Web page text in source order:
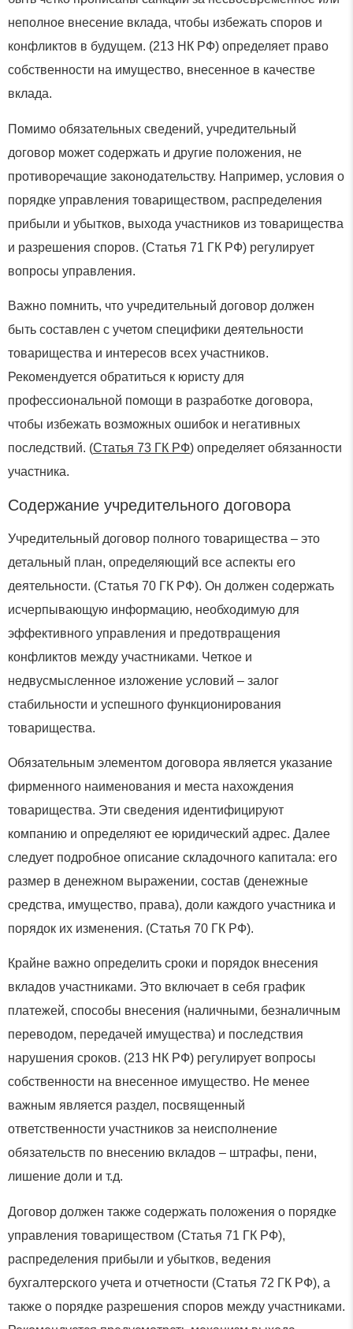
неполное внесение вклада, чтобы избежать споров и
конфликтов в будущем. (213 НК РФ) определяет право
собственности на имущество, внесенное в качестве
вклада.
Помимо обязательных сведений, учредительный
договор может содержать и другие положения, не
противоречащие законодательству. Например, условия о
порядке управления товариществом, распределения
прибыли и убытков, выхода участников из товарищества
и разрешения споров. (Статья 71 ГК РФ) регулирует
вопросы управления.
Важно помнить, что учредительный договор должен
быть составлен с учетом специфики деятельности
товарищества и интересов всех участников.
Рекомендуется обратиться к юристу для
профессиональной помощи в разработке договора,
чтобы избежать возможных ошибок и негативных
последствий. (Статья 73 ГК РФ) определяет обязанности
участника.
Содержание учредительного договора
Учредительный договор полного товарищества – это
детальный план, определяющий все аспекты его
деятельности. (Статья 70 ГК РФ). Он должен содержать
исчерпывающую информацию, необходимую для
эффективного управления и предотвращения
конфликтов между участниками. Четкое и
недвусмысленное изложение условий – залог
стабильности и успешного функционирования
товарищества.
Обязательным элементом договора является указание
фирменного наименования и места нахождения
товарищества. Эти сведения идентифицируют
компанию и определяют ее юридический адрес. Далее
следует подробное описание складочного капитала: его
размер в денежном выражении, состав (денежные
средства, имущество, права), доли каждого участника и
порядок их изменения. (Статья 70 ГК РФ).
Крайне важно определить сроки и порядок внесения
вкладов участниками. Это включает в себя график
платежей, способы внесения (наличными, безналичным
переводом, передачей имущества) и последствия
нарушения сроков. (213 НК РФ) регулирует вопросы
собственности на внесенное имущество. Не менее
важным является раздел, посвященный
ответственности участников за неисполнение
обязательств по внесению вкладов – штрафы, пени,
лишение доли и т.д.
Договор должен также содержать положения о порядке
управления товариществом (Статья 71 ГК РФ),
распределения прибыли и убытков, ведения
бухгалтерского учета и отчетности (Статья 72 ГК РФ), а
также о порядке разрешения споров между участниками.